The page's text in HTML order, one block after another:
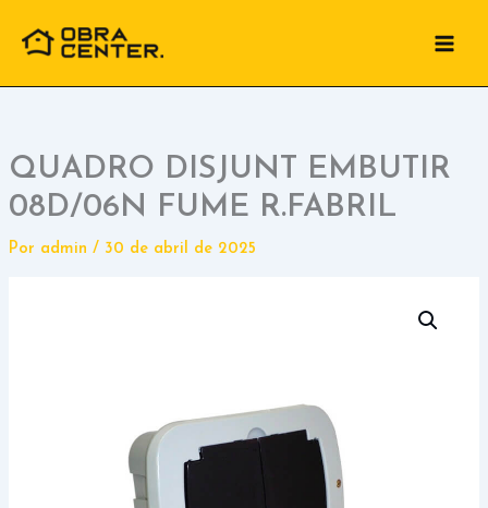
para
conteúdo
QUADRO DISJUNT EMBUTIR
08D/06N FUME R.FABRIL
Por admin / 30 de abril de 2025